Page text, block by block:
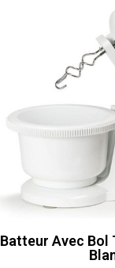
Batteur Avec Bol